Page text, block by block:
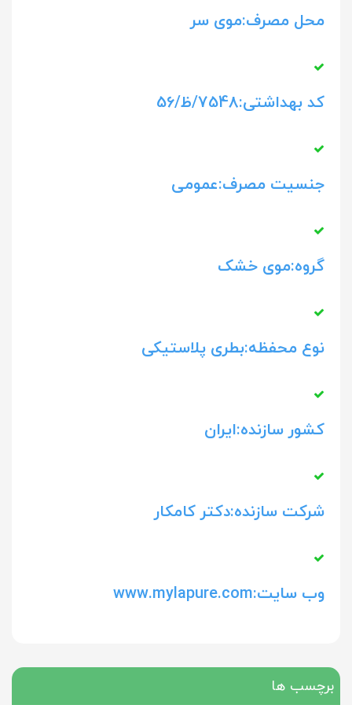
محل مصرف:موی سر
کد بهداشتی:7548/ظ/56
جنسیت مصرف:عمومی
گروه:موی خشک
نوع محفظه:بطری پلاستیکی
کشور سازنده:ایران
شرکت سازنده:دکتر کامکار
وب سایت:www.mylapure.com
برچسب ها